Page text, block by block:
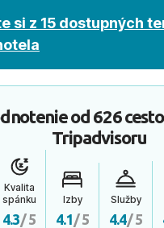
si z 15 dostupných
od 626
Tripadvisoru
Kvalita
spánku
4.3/ 5
Izby
4.1/ 5
Služby
4.4/ 5